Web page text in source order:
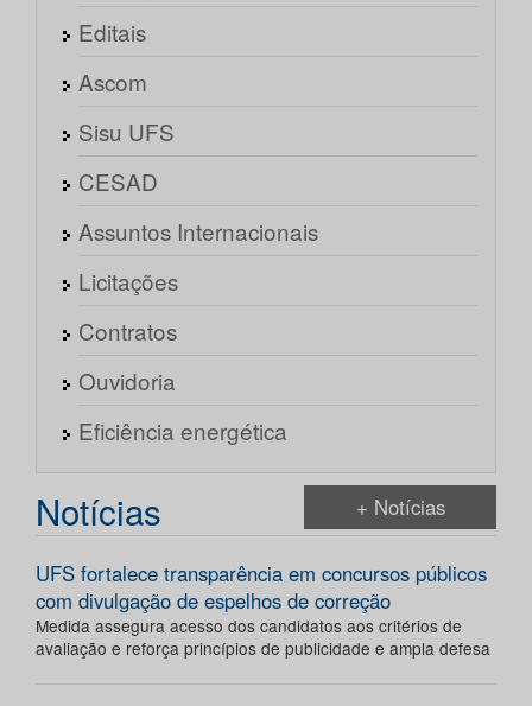
Editais
Ascom
Sisu UFS
CESAD
Assuntos Internacionais
Licitações
Contratos
Ouvidoria
Eficiência energética
Notícias + Notícias
UFS fortalece transparência em concursos públicos
com divulgação de espelhos de correção
Medida assegura acesso dos candidatos aos critérios de
avaliação e reforça princípios de publicidade e ampla defesa